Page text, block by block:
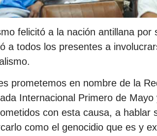
felicitó a la nación antillana por
a todos los presentes a
prometemos en nombre de la
Internacional Primero de
con esta causa, a hablar
como el genocidio que es y